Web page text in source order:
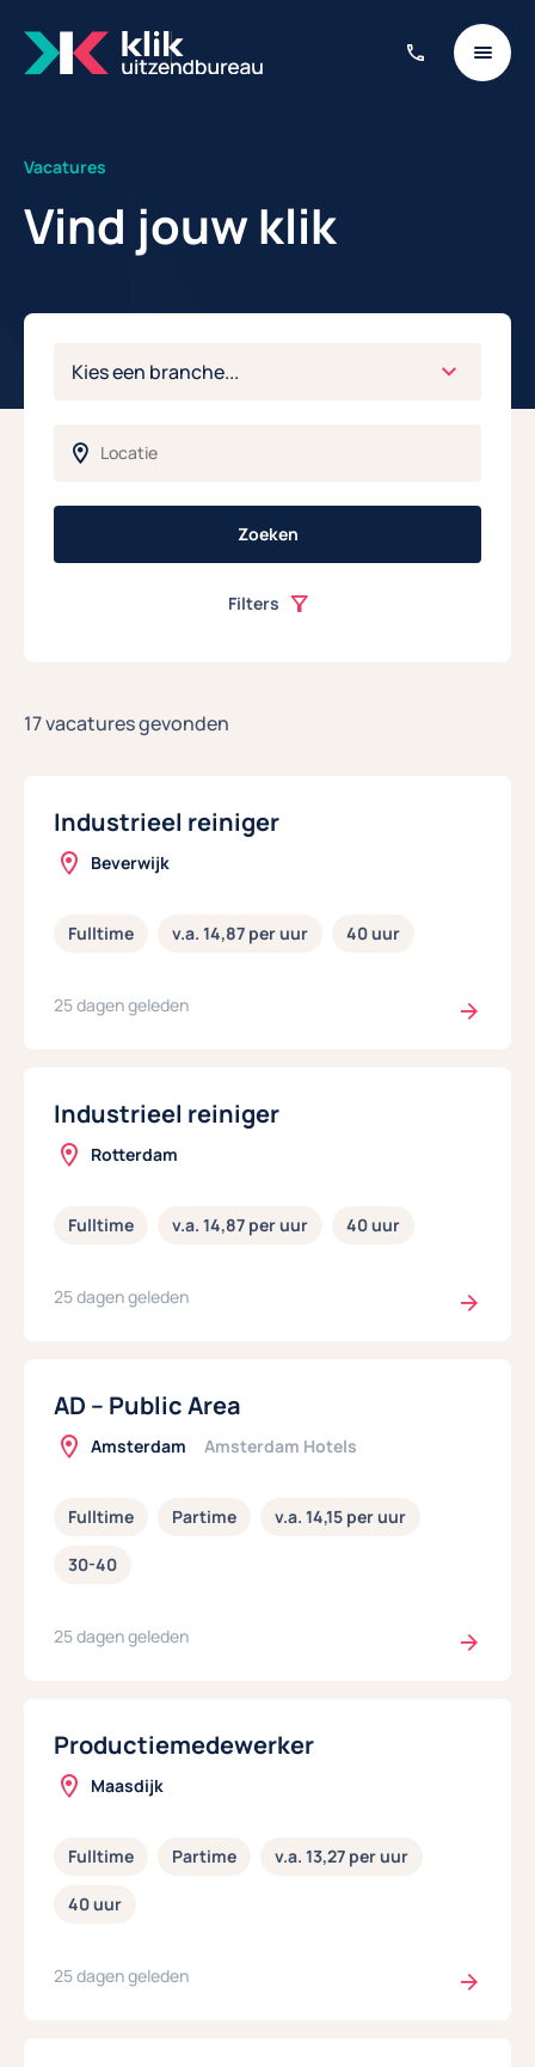
Vacatures
Vind jouw klik
Zoeken
Filters
17 vacatures gevonden
Industrieel reiniger
Beverwijk
Fulltime v.a. 14,87 per uur 40 uur
25 dagen geleden
Industrieel reiniger
Rotterdam
Fulltime v.a. 14,87 per uur 40 uur
25 dagen geleden
AD – Public Area
Amsterdam Amsterdam Hotels
Fulltime Partime v.a. 14,15 per uur
30-40
25 dagen geleden
Productiemedewerker
Maasdijk
Fulltime Partime v.a. 13,27 per uur
40 uur
25 dagen geleden